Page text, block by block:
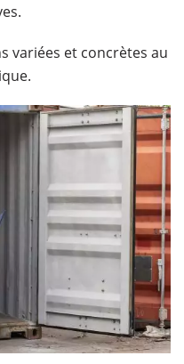
variées et concrètes au